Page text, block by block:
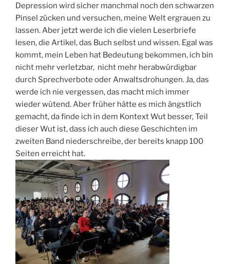
Depression wird sicher manchmal noch den schwarzen
Pinsel zücken und versuchen, meine Welt ergrauen zu
lassen. Aber jetzt werde ich die vielen Leserbriefe
lesen, die Artikel, das Buch selbst und wissen. Egal was
kommt, mein Leben hat Bedeutung bekommen, ich bin
nicht mehr verletzbar, nicht mehr herabwürdigbar
durch Sprechverbote oder Anwaltsdrohungen. Ja, das
werde ich nie vergessen, das macht mich immer
wieder wütend. Aber früher hätte es mich ängstlich
gemacht, da finde ich in dem Kontext Wut besser, Teil
dieser Wut ist, dass ich auch diese Geschichten im
zweiten Band niederschreibe, der bereits knapp 100
Seiten erreicht hat.